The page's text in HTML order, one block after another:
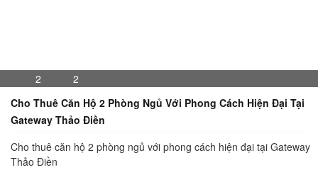
2
2
Cho Thuê Căn Hộ 2 Phòng Ngủ Với Phong Cách Hiện Đại Tại
Gateway Thảo Điền
Cho thuê căn hộ 2 phòng ngủ với phong cách hiện đại tại Gateway
Thảo Điền